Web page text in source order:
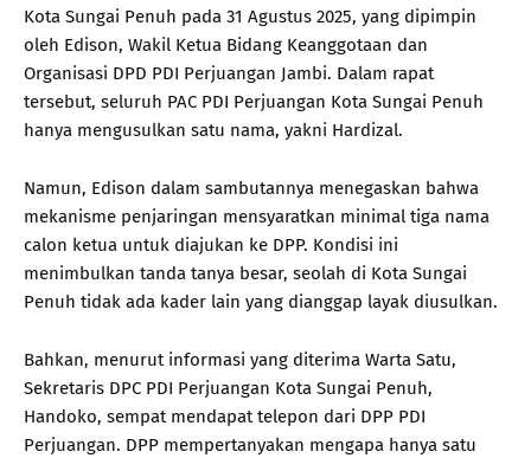
Kota Sungai Penuh pada 31 Agustus 2025, yang dipimpin
oleh Edison, Wakil Ketua Bidang Keanggotaan dan
Organisasi DPD PDI Perjuangan Jambi. Dalam rapat
tersebut, seluruh PAC PDI Perjuangan Kota Sungai Penuh
hanya mengusulkan satu nama, yakni Hardizal.
Namun, Edison dalam sambutannya menegaskan bahwa
mekanisme penjaringan mensyaratkan minimal tiga nama
calon ketua untuk diajukan ke DPP. Kondisi ini
menimbulkan tanda tanya besar, seolah di Kota Sungai
Penuh tidak ada kader lain yang dianggap layak diusulkan.
Bahkan, menurut informasi yang diterima Warta Satu,
Sekretaris DPC PDI Perjuangan Kota Sungai Penuh,
Handoko, sempat mendapat telepon dari DPP PDI
Perjuangan. DPP mempertanyakan mengapa hanya satu